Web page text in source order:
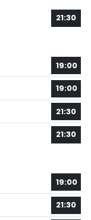
21:30
19:00
19:00
21:30
21:30
19:00
21:30